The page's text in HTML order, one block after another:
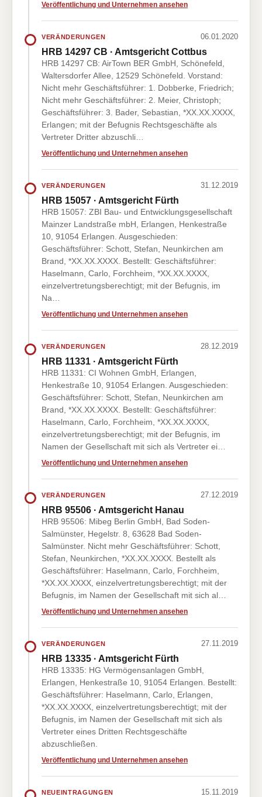
Veröffentlichung und Unternehmen ansehen
VERÄNDERUNGEN 06.01.2020
HRB 14297 CB · Amtsgericht Cottbus
HRB 14297 CB: AirTown BER GmbH, Schönefeld,
Waltersdorfer Allee, 12529 Schönefeld. Vorstand:
Nicht mehr Geschäftsführer: 1. Dobberke, Friedrich;
Nicht mehr Geschäftsführer: 2. Meier, Christoph;
Geschäftsführer: 3. Bader, Sebastian, *XX.XX.XXXX,
Erlangen; mit der Befugnis Rechtsgeschäfte als
Vertreter Dritter abzuschli…
Veröffentlichung und Unternehmen ansehen
VERÄNDERUNGEN 31.12.2019
HRB 15057 · Amtsgericht Fürth
HRB 15057: ZBI Bau- und Entwicklungsgesellschaft
Mainzer Landstraße mbH, Erlangen, Henkestraße
10, 91054 Erlangen. Ausgeschieden:
Geschäftsführer: Schott, Stefan, Neunkirchen am
Brand, *XX.XX.XXXX. Bestellt: Geschäftsführer:
Haselmann, Carlo, Forchheim, *XX.XX.XXXX,
einzelvertretungsberechtigt; mit der Befugnis, im
Na…
Veröffentlichung und Unternehmen ansehen
VERÄNDERUNGEN 28.12.2019
HRB 11331 · Amtsgericht Fürth
HRB 11331: CI Wohnen GmbH, Erlangen,
Henkestraße 10, 91054 Erlangen. Ausgeschieden:
Geschäftsführer: Schott, Stefan, Neunkirchen am
Brand, *XX.XX.XXXX. Bestellt: Geschäftsführer:
Haselmann, Carlo, Forchheim, *XX.XX.XXXX,
einzelvertretungsberechtigt; mit der Befugnis, im
Namen der Gesellschaft mit sich als Vertreter ei…
Veröffentlichung und Unternehmen ansehen
VERÄNDERUNGEN 27.12.2019
HRB 95506 · Amtsgericht Hanau
HRB 95506: Mibeg Berlin GmbH, Bad Soden-
Salmünster, Hegelstr. 8, 63628 Bad Soden-
Salmünster. Nicht mehr Geschäftsführer: Schott,
Stefan, Neunkirchen, *XX.XX.XXXX. Bestellt als
Geschäftsführer: Haselmann, Carlo, Forchheim,
*XX.XX.XXXX, einzelvertretungsberechtigt; mit der
Befugnis, im Namen der Gesellschaft mit sich al…
Veröffentlichung und Unternehmen ansehen
VERÄNDERUNGEN 27.11.2019
HRB 13335 · Amtsgericht Fürth
HRB 13335: HG Vermögensanlagen GmbH,
Erlangen, Henkestraße 10, 91054 Erlangen. Bestellt:
Geschäftsführer: Haselmann, Carlo, Erlangen,
*XX.XX.XXXX, einzelvertretungsberechtigt; mit der
Befugnis, im Namen der Gesellschaft mit sich als
Vertreter eines Dritten Rechtsgeschäfte
abzuschließen.
Veröffentlichung und Unternehmen ansehen
NEUEINTRAGUNGEN 15.11.2019